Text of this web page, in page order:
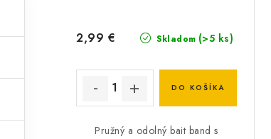
d
u
k
t
Skladom (>5 ks)
2,99 €
DO KOŠÍKA
Pružný a odolný bait band s